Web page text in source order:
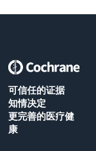
可信任的证据
知情决定
更完善的医疗健
康